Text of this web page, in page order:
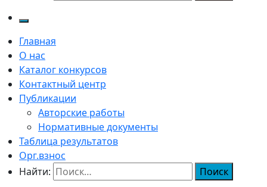
Главная
О нас
Каталог конкурсов
Контактный центр
Публикации
Авторские работы
Нормативные документы
Таблица результатов
Орг.взнос
Найти: